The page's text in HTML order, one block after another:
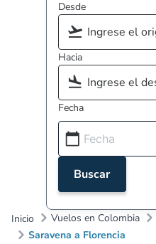
Desde
Hacia
Fecha
Buscar
Inicio Vuelos en Colombia
Saravena a Florencia